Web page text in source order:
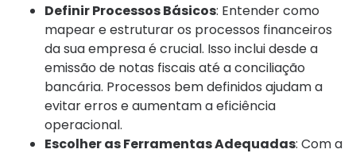
Definir Processos Básicos: Entender como
mapear e estruturar os processos financeiros
da sua empresa é crucial. Isso inclui desde a
emissão de notas fiscais até a conciliação
bancária. Processos bem definidos ajudam a
evitar erros e aumentam a eficiência
operacional.
Escolher as Ferramentas Adequadas: Com a